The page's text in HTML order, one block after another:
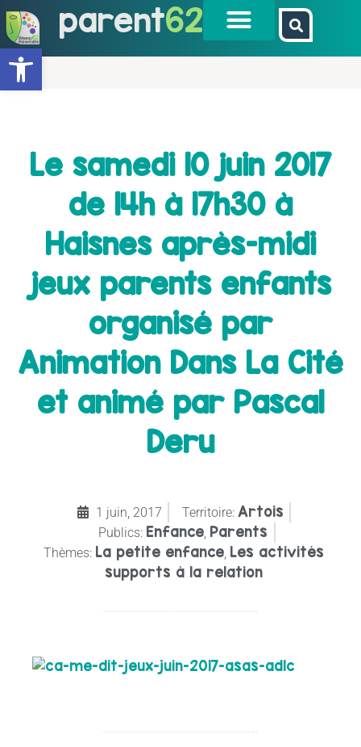
Ouvrir la barre d’outils
parent62
Le samedi 10 juin 2017
de 14h à 17h30 à
Haisnes après-midi
jeux parents enfants
organisé par
Animation Dans La Cité
et animé par Pascal
Deru
1 juin, 2017 Territoire: Artois
Publics: Enfance Parents
Thèmes: La petite enfance Les activités
supports à la relation